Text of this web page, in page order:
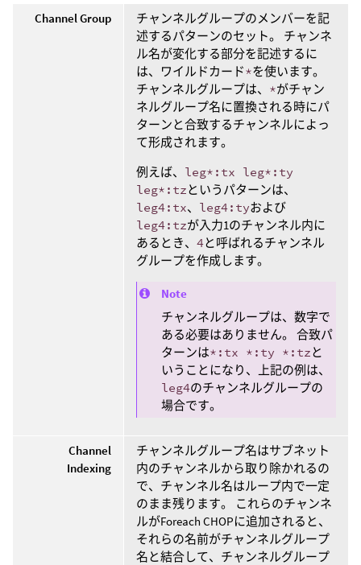
Channel Group
チャンネルグループのメンバーを記
述するパターンのセット。 チャンネ
ル名が変化する部分を記述するに
は、ワイルドカード*を使います。
チャンネルグループは、 *がチャン
ネルグループ名に置換される時にパ
ターンと合致するチャンネルによっ
て形成されます。
例えば、 leg*:tx leg*:ty
leg*:tzというパターンは、
leg4:tx、 leg4:tyおよび
leg4:tzが入力1のチャンネル内に
あるとき、 4と呼ばれるチャンネル
グループを作成します。
Note
チャンネルグループは、数字で
ある必要はありません。 合致パ
ターンは*:tx *:ty *:tzと
いうことになり、上記の例は、
leg4のチャンネルグループの
場合です。
Channel
Indexing
チャンネルグループ名はサブネット
内のチャンネルから取り除かれるの
で、チャンネル名はループ内で一定
のまま残ります。 これらのチャンネ
ルがForeach CHOPに追加されると、
それらの名前がチャンネルグループ
名と結合して、チャンネルグループ